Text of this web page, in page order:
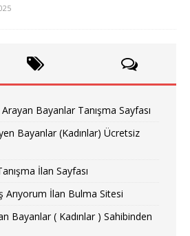
Bayanlar Tanışma Sayfası
Bayanlar (Kadınlar) Ücretsiz
İlan Sayfası
Arıyorum İlan Bulma Sitesi
Bayanlar ( Kadınlar ) Sahibinden